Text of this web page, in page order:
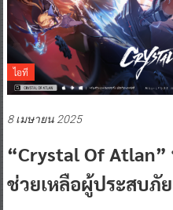
ไอที
8 เมษายน 2025
“Crystal Of
ช่วยเหลือผู้ประสบภั